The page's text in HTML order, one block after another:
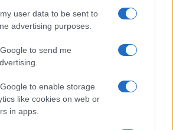
user data to be sent to
advertising purposes.
to send me
to enable storage
like cookies on web or
in apps.
PUBLICYSTYKA